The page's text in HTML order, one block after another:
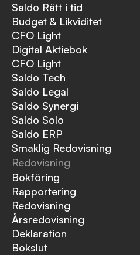
Saldo Rätt i tid
Budget & Likviditet
CFO Light
Digital Aktiebok
CFO Light
Saldo Tech
Saldo Legal
Saldo Synergi
Saldo Solo
Saldo ERP
Smaklig Redovisning
Redovisning
Bokföring
Rapportering
Redovisning
Årsredovisning
Deklaration
Bokslut